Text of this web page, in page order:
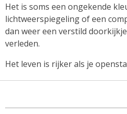
Het is soms een ongekende
lichtweerspiegeling of een
dan weer een verstild
verleden.
Het leven is rijker als je